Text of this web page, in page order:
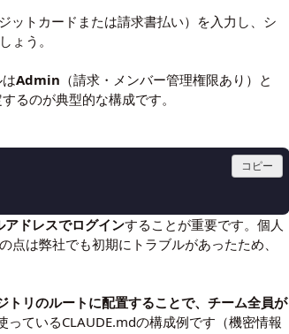
ットカードまたは請求書払い）を入力し、シ
ょう。
Admin （請求・メンバー管理権限あり）と
るのが典型的な構成です。
コピー
ドレスでログインすることが重要です。個人
は弊社でも初期にトラブルがあったため、
トリのルートに配置することで、チーム全員が
っているCLAUDE.mdの構成例です（機密情報